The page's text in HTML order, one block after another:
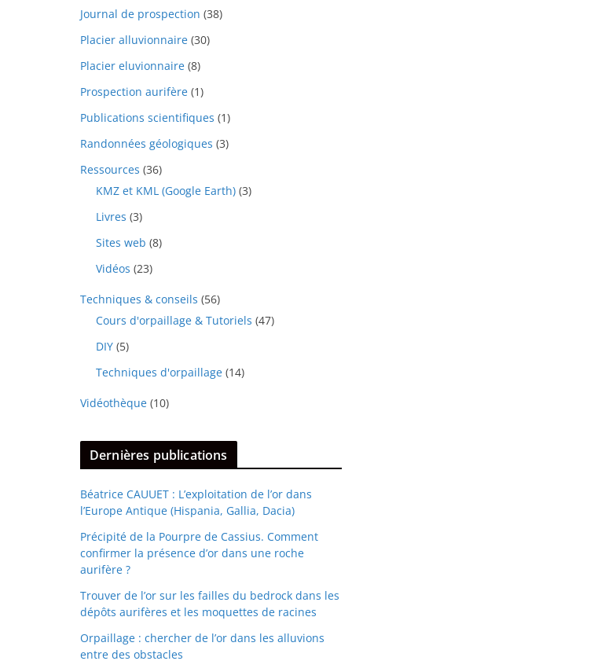
Journal de prospection (38)
Placier alluvionnaire (30)
Placier eluvionnaire (8)
Prospection aurifère (1)
Publications scientifiques (1)
Randonnées géologiques (3)
Ressources (36)
KMZ et KML (Google Earth) (3)
Livres (3)
Sites web (8)
Vidéos (23)
Techniques & conseils (56)
Cours d'orpaillage & Tutoriels (47)
DIY (5)
Techniques d'orpaillage (14)
Vidéothèque (10)
Dernières publications
Béatrice CAUUET : L’exploitation de l’or dans
l’Europe Antique (Hispania, Gallia, Dacia)
Précipité de la Pourpre de Cassius. Comment
confirmer la présence d’or dans une roche
aurifère ?
Trouver de l’or sur les failles du bedrock dans les
dépôts aurifères et les moquettes de racines
Orpaillage : chercher de l’or dans les alluvions
entre des obstacles